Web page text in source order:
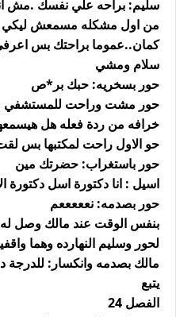
سليم: براحه علي نفسك .مش
من اول مشكله مسمعش ليكي
كمان..عموما براحتك بس
سلام ومشي
حور بسخريه: حبك بر*ص
حور مشت وراحت للمستشفي
خرافه من ردة فعله هل
حو الاول راحت لمكتبها بس
حور باستغراب: حضرتك مين
اسيل : انا دكتورة اسل دكتورة
حور بصدمه: نعععععم
بنفس الوقت عند مالك وصل
لحور وسليم النهارده وهما
مالك بصدمه وانكسار: للدرجة
يتبع
الفصل 24